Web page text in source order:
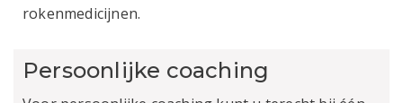
rokenmedicijnen.
Persoonlijke coaching